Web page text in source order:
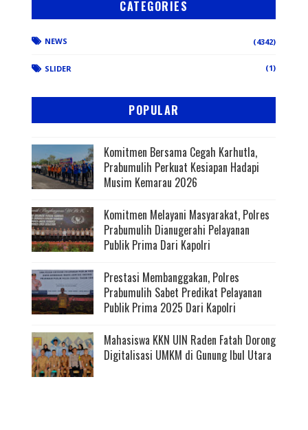
CATEGORIES
NEWS (4342)
SLIDER (1)
POPULAR
Komitmen Bersama Cegah Karhutla,
Prabumulih Perkuat Kesiapan Hadapi
Musim Kemarau 2026
Komitmen Melayani Masyarakat, Polres
Prabumulih Dianugerahi Pelayanan
Publik Prima Dari Kapolri
Prestasi Membanggakan, Polres
Prabumulih Sabet Predikat Pelayanan
Publik Prima 2025 Dari Kapolri
Mahasiswa KKN UIN Raden Fatah Dorong
Digitalisasi UMKM di Gunung Ibul Utara